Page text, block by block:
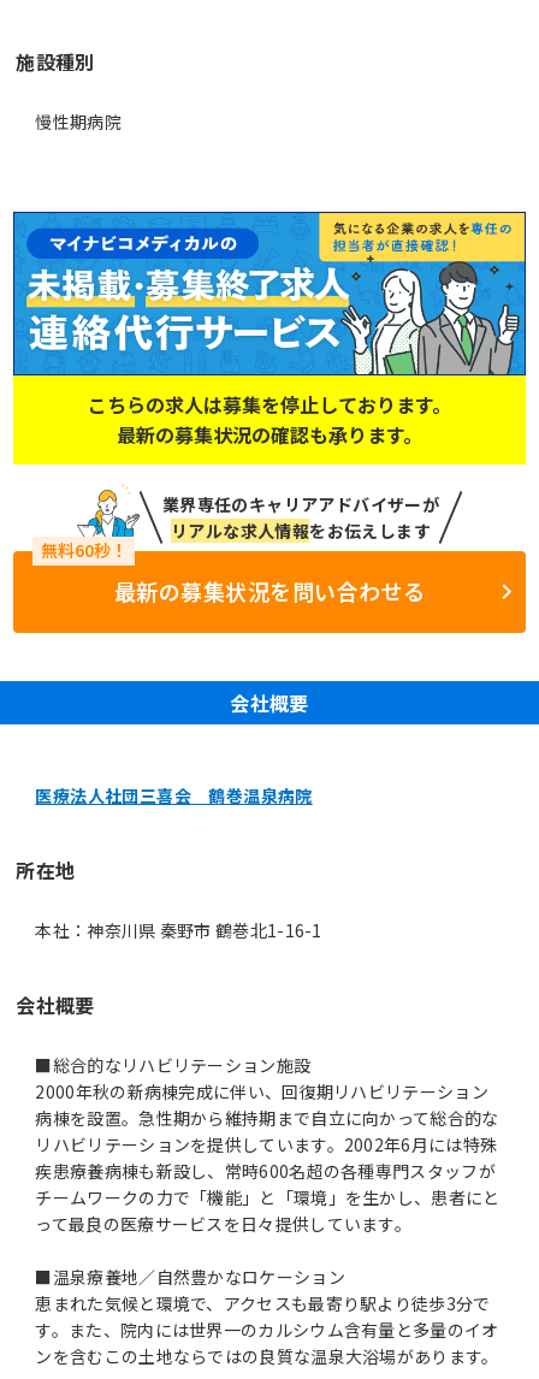
施設種別
慢性期病院
こちらの求人は募集を停止しております。
最新の募集状況の確認も承ります。
業界専任のキャリアアドバイザーが
リアルな求人情報をお伝えします
最新の募集状況を問い合わせる
会社概要
医療法人社団三喜会 鶴巻温泉病院
所在地
本社：神奈川県 秦野市 鶴巻北1-16-1
会社概要
■総合的なリハビリテーション施設
2000年秋の新病棟完成に伴い、回復期リハビリテーション
病棟を設置。急性期から維持期まで自立に向かって総合的な
リハビリテーションを提供しています。2002年6月には特殊
疾患療養病棟も新設し、常時600名超の各種専門スタッフが
チームワークの力で「機能」と「環境」を生かし、患者にと
って最良の医療サービスを日々提供しています。
■温泉療養地／自然豊かなロケーション
恵まれた気候と環境で、アクセスも最寄り駅より徒歩3分で
す。また、院内には世界一のカルシウム含有量と多量のイオ
ンを含むこの土地ならではの良質な温泉大浴場があります。